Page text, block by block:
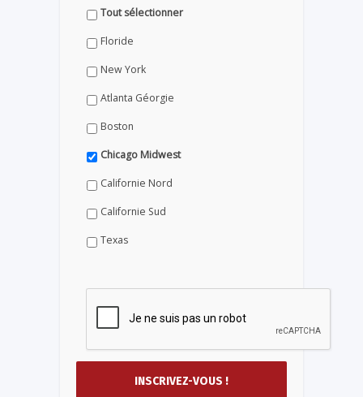
Tout sélectionner
Floride
New York
Atlanta Géorgie
Boston
Chicago Midwest
Californie Nord
Californie Sud
Texas